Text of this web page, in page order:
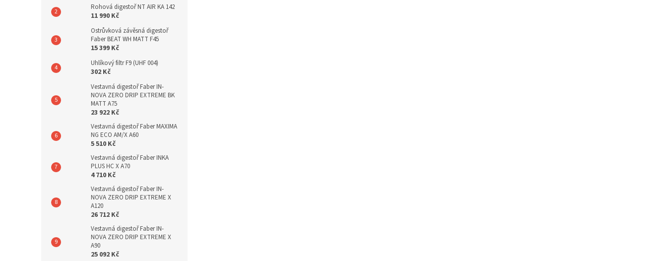
Rohová digestoř NT AIR KA 142
11 990 Kč
Ostrůvková závěsná digestoř
Faber BEAT WH MATT F45
15 399 Kč
Uhlíkový filtr F9 (UHF 004)
302 Kč
Vestavná digestoř Faber IN-
NOVA ZERO DRIP EXTREME BK
MATT A75
23 922 Kč
Vestavná digestoř Faber MAXIMA
NG ECO AM/X A60
5 510 Kč
Vestavná digestoř Faber INKA
PLUS HC X A70
4 710 Kč
Vestavná digestoř Faber IN-
NOVA ZERO DRIP EXTREME X
A120
26 712 Kč
Vestavná digestoř Faber IN-
NOVA ZERO DRIP EXTREME X
A90
25 092 Kč